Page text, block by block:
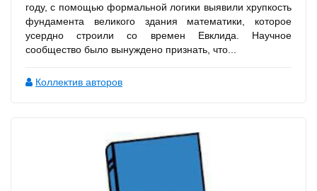
году, с помощью формальной логики выявили хрупкость
фундамента великого здания математики, которое
усердно строили со времен Евклида. Научное
сообщество было вынуждено признать, что...
Коллектив авторов